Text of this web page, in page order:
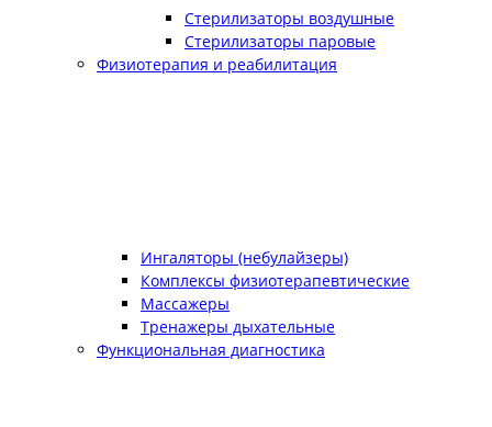
Стерилизаторы воздушные
Стерилизаторы паровые
Физиотерапия и реабилитация
Ингаляторы (небулайзеры)
Комплексы физиотерапевтические
Массажеры
Тренажеры дыхательные
Функциональная диагностика